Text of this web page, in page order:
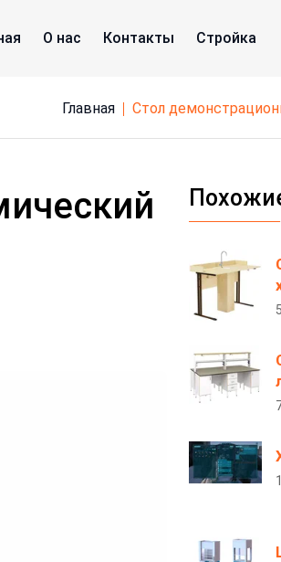
О нас Контакты Стройка
Главная стол